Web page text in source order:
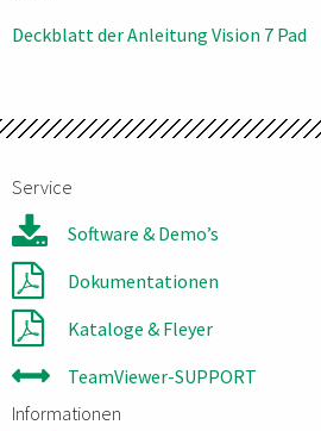
Beitragsnavigation
Deckblatt der Anleitung Vision 7 Pad
Service
Software & Demo’s
Dokumentationen
Kataloge & Fleyer
TeamViewer-SUPPORT
Informationen